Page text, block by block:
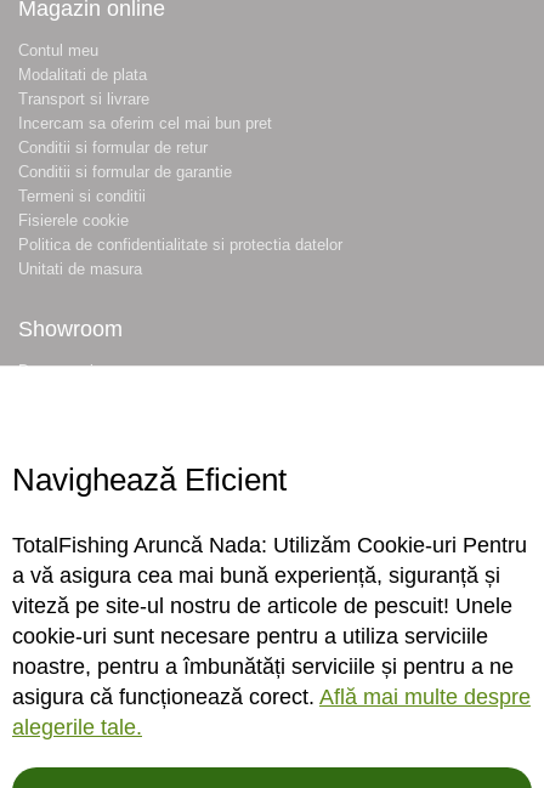
Magazin online
Contul meu
Modalitati de plata
Transport si livrare
Incercam sa oferim cel mai bun pret
Conditii si formular de retur
Conditii si formular de garantie
Termeni si conditii
Fisierele cookie
Politica de confidentialitate si protectia datelor
Unitati de masura
Showroom
Despre noi
Conecteaza-te
Sa ne cunoastem mai bine. Vino alaturi de noi pe reteaua ta preferata. Te
asteptam cu stiri, surprize, concursuri, premii ...
Navighează Eficient
TotalFishing Aruncă Nada: Utilizăm Cookie-uri Pentru
a vă asigura cea mai bună experiență, siguranță și
viteză pe site-ul nostru de articole de pescuit! Unele
cookie-uri sunt necesare pentru a utiliza serviciile
noastre, pentru a îmbunătăți serviciile și pentru a ne
asigura că funcționează corect. Află mai multe despre
alegerile tale.